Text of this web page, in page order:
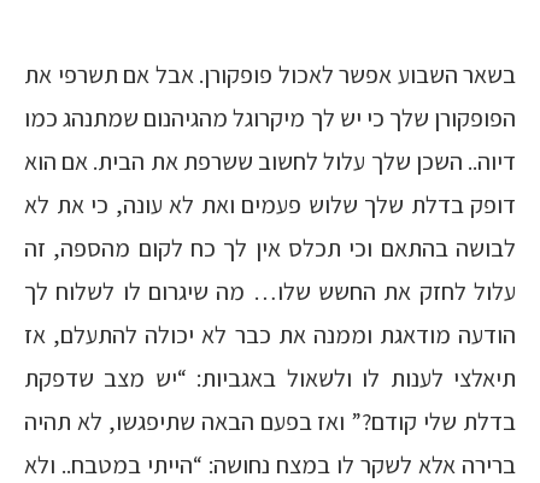
בשאר השבוע אפשר לאכול פופקורן. אבל אם תשרפי את
הפופקורן שלך כי יש לך מיקרוגל מהגיהנום שמתנהג כמו
דיוה.. השכן שלך עלול לחשוב ששרפת את הבית. אם הוא
דופק בדלת שלך שלוש פעמים ואת לא עונה, כי את לא
לבושה בהתאם וכי תכלס אין לך כח לקום מהספה, זה
עלול לחזק את החשש שלו… מה שיגרום לו לשלוח לך
הודעה מודאגת וממנה את כבר לא יכולה להתעלם, אז
תיאלצי לענות לו ולשאול באגביות: “יש מצב שדפקת
בדלת שלי קודם?” ואז בפעם הבאה שתיפגשו, לא תהיה
ברירה אלא לשקר לו במצח נחושה: “הייתי במטבח.. ולא